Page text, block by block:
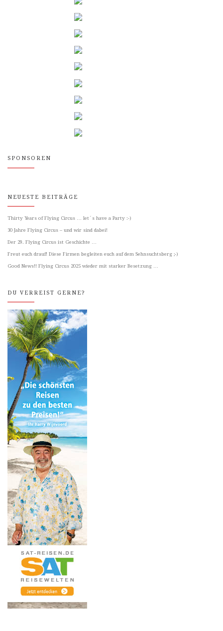
SPONSOREN
NEUESTE BEITRÄGE
Thirty Years of Flying Circus … let´s have a Party :-)
30 Jahre Flying Circus – und wir sind dabei!
Der 29. Flying Circus ist Geschichte …
Freut euch drauf! Diese Firmen begleiten euch auf dem Sehnsuchtsberg ;-)
Good News!! Flying Circus 2025 wieder mit starker Besetzung …
DU VERREIST GERNE?